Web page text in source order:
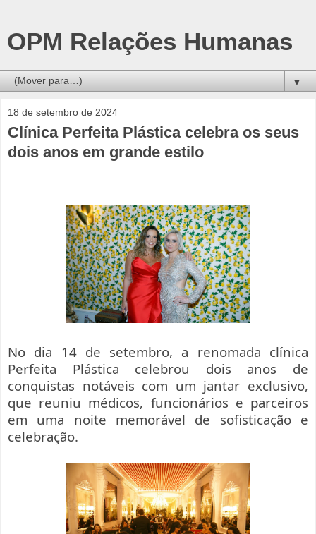
OPM Relações Humanas
▼
18 de setembro de 2024
Clínica Perfeita Plástica celebra os seus
dois anos em grande estilo
No dia 14 de setembro, a renomada clínica
Perfeita Plástica celebrou dois anos de
conquistas notáveis com um jantar exclusivo,
que reuniu médicos, funcionários e parceiros
em uma noite memorável de sofisticação e
celebração.